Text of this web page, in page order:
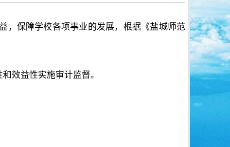
，保障学校各项事业的发展，根据《盐城师范
效益性实施审计监督。